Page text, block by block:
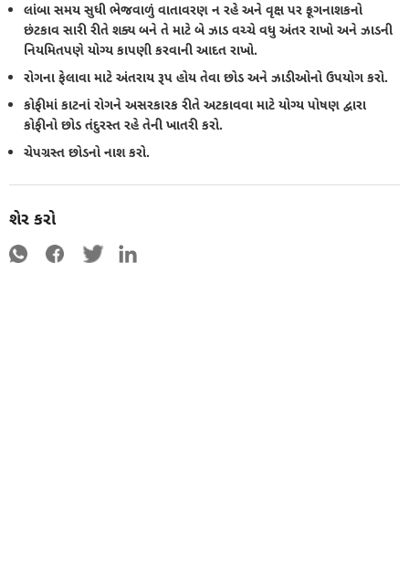
લાંબા સમય સુધી ભેજવાળું વાતાવરણ ન રહે અને વૃક્ષ પર ફૂગનાશકનો
છંટકાવ સારી રીતે શક્ય બને તે માટે બે ઝાડ વચ્ચે વધુ અંતર રાખો અને ઝાડની
નિયમિતપણે યોગ્ય કાપણી કરવાની આદત રાખો.
રોગના ફેલાવા માટે અંતરાય રૂપ હોય તેવા છોડ અને ઝાડીઓનો ઉપયોગ કરો.
કોફીમાં કાટનાં રોગને અસરકારક રીતે અટકાવવા માટે યોગ્ય પોષણ દ્વારા
કોફીનો છોડ તંદુરસ્ત રહે તેની ખાતરી કરો.
ચેપગ્રસ્ત છોડનો નાશ કરો.
શેર કરો